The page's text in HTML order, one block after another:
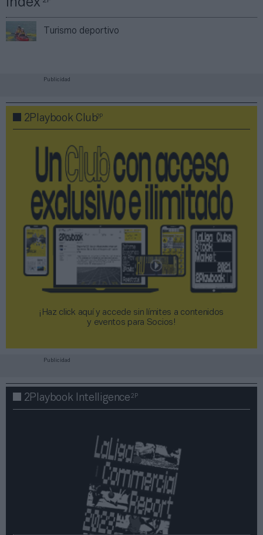
Índex
Turismo deportivo
Publicidad
2Playbook Club2P
¡Haz click aquí y accede sin límites a contenidos
y eventos para Socios!​​​​​​​
Publicidad
2Playbook Intelligence2P